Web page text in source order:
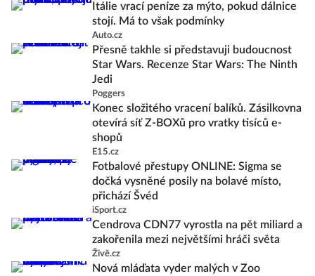
Itálie vrací peníze za mýto, pokud dálnice
stojí. Má to však podmínky
Auto.cz
Přesně takhle si představuji budoucnost
Star Wars. Recenze Star Wars: The Ninth
Jedi
Poggers
Konec složitého vracení balíků. Zásilkovna
otevírá síť Z-BOXů pro vratky tisíců e-
shopů
E15.cz
Fotbalové přestupy ONLINE: Sigma se
dočká vysněné posily na bolavé místo,
přichází Švéd
iSport.cz
Cendrova CDN77 vyrostla na pět miliard a
zakořenila mezi největšími hráči světa
Živě.cz
Nová mláďata vyder malých v Zoo